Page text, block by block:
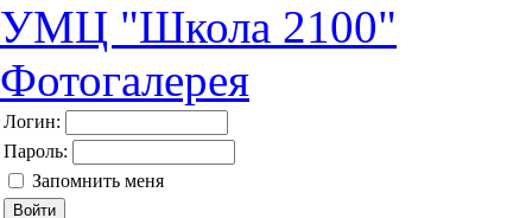
УМЦ "Школа 2100"
Фотогалерея
Логин:
Пароль:
Запомнить меня